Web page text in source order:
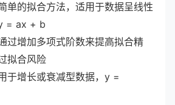
单的拟合方法，适用于数据呈线性
= ax + b
过增加多项式阶数来提高拟合精
拟合风险
于增长或衰减型数据，y =